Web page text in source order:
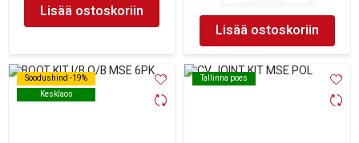
Lisää ostoskoriin
Lisää ostoskoriin
Soodushind -19%
Kesklaos
Soodushind -19%
Kesklaos
Tallinna poes
Tallinna poes